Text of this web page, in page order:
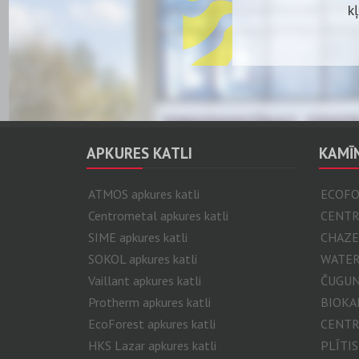
Plašs
APKURES KATLI
ATMOS apkures katli
Centrometal apkures katli
SIME apkures katli
SOKOL apkures katli
Vaillant apkures katli
Protherm apkures katli
EcoForest apkures katli
HKS Lazar apkures katli
PLĪTIS